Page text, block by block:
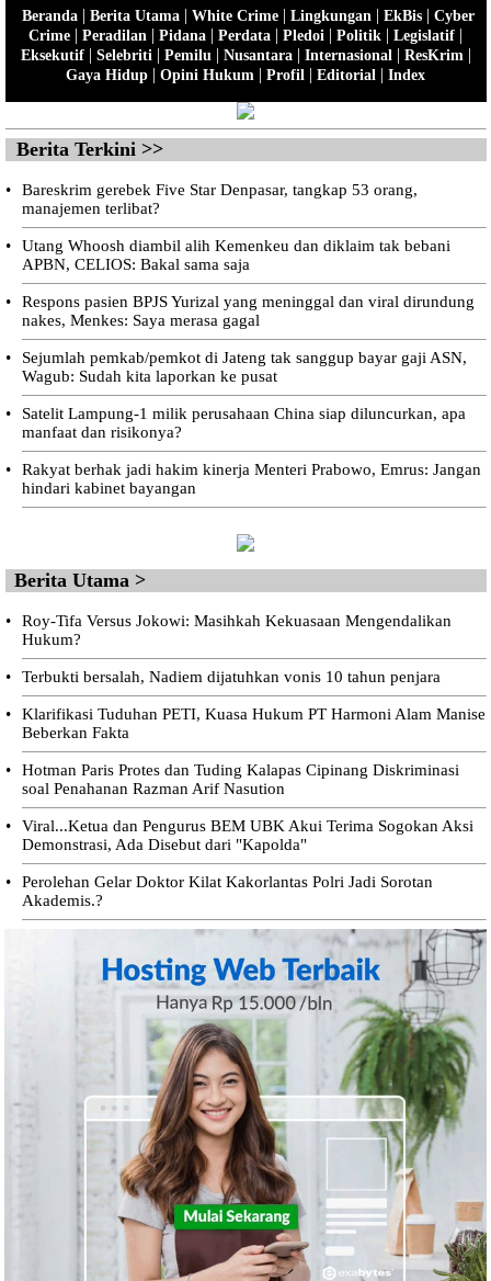
Beranda| Berita Utama| White Crime| Lingkungan | EkBis| Cyber
Crime | Peradilan | Pidana | Perdata | Pledoi | Politik | Legislatif |
Eksekutif| Selebriti | Pemilu | Nusantara| Internasional | ResKrim |
Gaya Hidup | Opini Hukum | Profil | Editorial | Index
Berita Terkini >>
•
Bareskrim gerebek Five Star Denpasar, tangkap 53 orang,
manajemen terlibat?
•
Utang Whoosh diambil alih Kemenkeu dan diklaim tak bebani
APBN, CELIOS: Bakal sama saja
•
Respons pasien BPJS Yurizal yang meninggal dan viral dirundung
nakes, Menkes: Saya merasa gagal
•
Sejumlah pemkab/pemkot di Jateng tak sanggup bayar gaji ASN,
Wagub: Sudah kita laporkan ke pusat
•
Satelit Lampung-1 milik perusahaan China siap diluncurkan, apa
manfaat dan risikonya?
•
Rakyat berhak jadi hakim kinerja Menteri Prabowo, Emrus: Jangan
hindari kabinet bayangan
Berita Utama >
•
Roy-Tifa Versus Jokowi: Masihkah Kekuasaan Mengendalikan
Hukum?
• Terbukti bersalah, Nadiem dijatuhkan vonis 10 tahun penjara
•
Klarifikasi Tuduhan PETI, Kuasa Hukum PT Harmoni Alam Manise
Beberkan Fakta
•
Hotman Paris Protes dan Tuding Kalapas Cipinang Diskriminasi
soal Penahanan Razman Arif Nasution
•
Viral...Ketua dan Pengurus BEM UBK Akui Terima Sogokan Aksi
Demonstrasi, Ada Disebut dari "Kapolda"
•
Perolehan Gelar Doktor Kilat Kakorlantas Polri Jadi Sorotan
Akademis.?